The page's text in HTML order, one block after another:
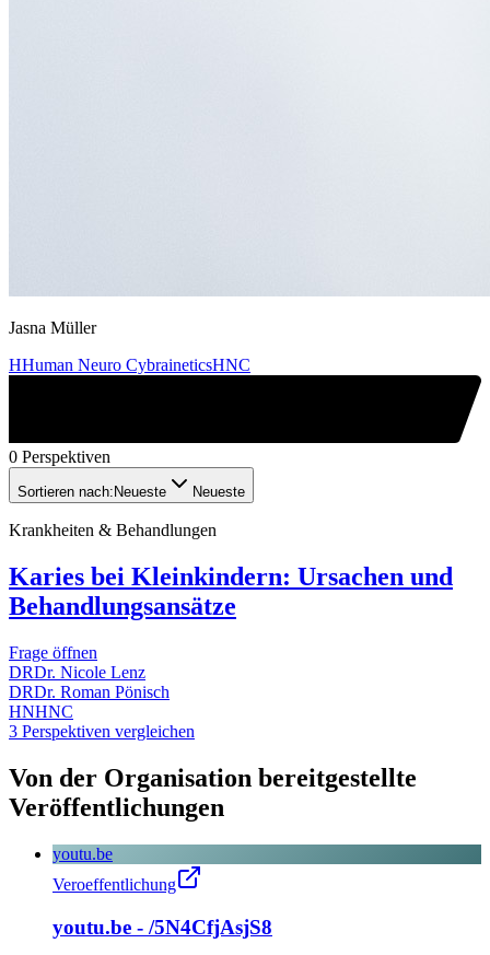
Jasna Müller
HHuman Neuro CybraineticsHNC
0 Perspektiven
Sortieren nach: Neueste Neueste
Krankheiten & Behandlungen
Karies bei Kleinkindern: Ursachen und
Behandlungsansätze
Frage öffnen
DRDr. Nicole Lenz
DRDr. Roman Pönisch
HNHNC
3 Perspektiven vergleichen
Von der Organisation bereitgestellte
Veröffentlichungen
youtu.be
Veroeffentlichung
youtu.be - /5N4CfjAsjS8